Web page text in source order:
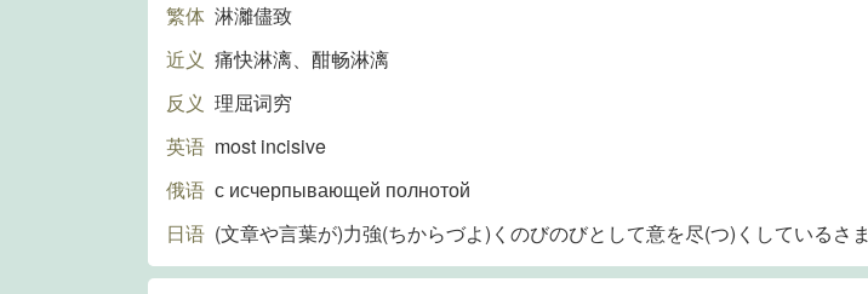
繁体 淋灕儘致
近义 痛快淋漓、酣畅淋漓
反义 理屈词穷
英语 most incisive
俄语 с исчерпывающей полнотой
日语 (文章や言葉が)力強(ちからづよ)くのびのびとして意を尽(つ)くしているさま